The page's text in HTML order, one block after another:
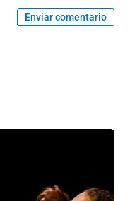
Enviar comentario